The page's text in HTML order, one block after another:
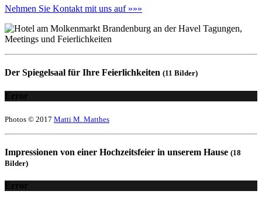
Nehmen Sie Kontakt mit uns auf »»»
Der Spiegelsaal für Ihre Feierlichkeiten (11 Bilder)
Error
Photos © 2017 Matti M. Matthes
Impressionen von einer Hochzeitsfeier in unserem Hause (18
Bilder)
Error